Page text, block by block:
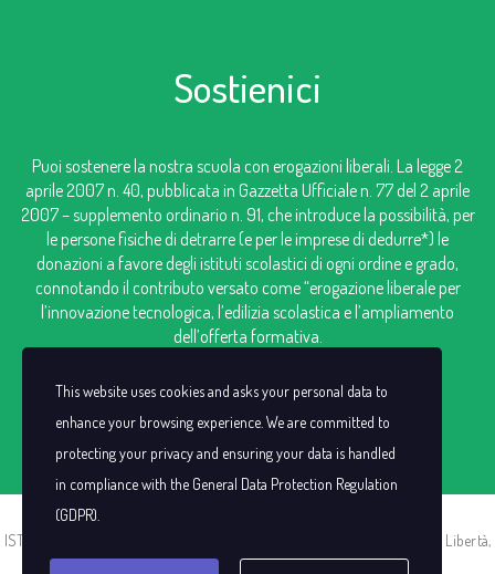
Sostienici
Puoi sostenere la nostra scuola con erogazioni liberali. La legge 2
aprile 2007 n. 40, pubblicata in Gazzetta Ufficiale n. 77 del 2 aprile
2007 – supplemento ordinario n. 91, che introduce la possibilità, per
le persone fisiche di detrarre (e per le imprese di dedurre*) le
donazioni a favore degli istituti scolastici di ogni ordine e grado,
connotando il contributo versato come “erogazione liberale per
l’innovazione tecnologica, l’edilizia scolastica e l’ampliamento
dell’offerta formativa.
ISTITUTO SAN CASSIANO |C.F. 00383440021 | P.I. IT00383440021 | Via Libertà,
This website uses cookies and asks your personal data to
enhance your browsing experience. We are committed to
protecting your privacy and ensuring your data is handled
in compliance with the General Data Protection Regulation
(GDPR)